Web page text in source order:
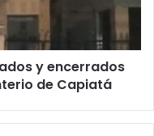
y encerrados
de Capiatá